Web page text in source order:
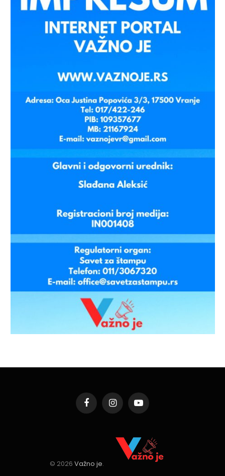
FacebookInstagramYouTube
© 2026 Važno je.